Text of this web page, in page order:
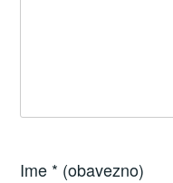
Ime * (obavezno)